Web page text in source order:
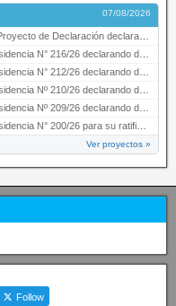
07/08/2026
declarando de interés provincial PRESIDENCI…
26 declarando de interés provincial la labor …
declarando de interés provincial el “50° A…
declarando de interés provincial el proyec…
declarando de interés provincial la presen…
N° 200/26 para su ratificación.
Ver proyectos »
Follow